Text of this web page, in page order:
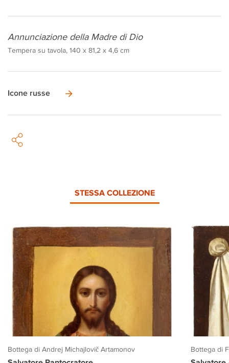
Annunciazione della Madre di Dio
Tempera su tavola, 140 x 81,2 x 4,6 cm
Icone russe
STESSA COLLEZIONE
Bottega di Andrej Michajlovič Artamonov Bottega di